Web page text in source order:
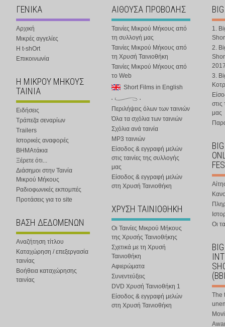
ΓΕΝΙΚΑ
Αρχική
Μικρές αγγελίες
Η t-shOrt
Επικοινωνία
Η ΜΙΚΡΟΥ ΜΗΚΟΥΣ
ΤΑΙΝΙΑ
Ειδήσεις
Τράπεζα σεναρίων
Trailers
Ιστορικές αναφορές
ΒΗΜΑτάκια
Ξέρετε ότι...
Διάσημοι στην Ταινία
Μικρού Μήκους
Ραδιοφωνικές εκπομπές
Προτάσεις για το site
ΒΑΣΗ ΔΕΔΟΜΕΝΩΝ
Αναζήτηση τίτλου
Καταχώρηση / επεξεργασία
ταινίας
Βοήθεια καταχώρησης
ταινίας
ΑΙΘΟΥΣΑ ΠΡΟΒΟΛΗΣ
Ταινίες Μικρού Μήκους από
τη συλλογή μας
Ταινίες Μικρού Μήκους από
τη Χρυσή Ταινιοθήκη
Ταινίες Μικρού Μήκους από
το Web
Short Films in English
Περιλήψεις όλων των ταινιών
Όλα τα σχόλια των ταινιών
Σχόλια ανά ταινία
MP3 ταινιών
Είσοδος & εγγραφή μελών
στις ταινίες της συλλογής
μας
Είσοδος & εγγραφή μελών
στη Χρυσή Ταινιοθήκη
ΧΡΥΣΗ ΤΑΙΝΙΟΘΗΚΗ
Οι Ταινίες Μικρού Μήκους
της Χρυσής Ταινιοθήκης
Σχετικά με τη Χρυσή
Ταινιοθήκη
Αφιερώματα
Συνεντεύξεις
DVD Χρυσή Ταινιοθήκη 1
Είσοδος & εγγραφή μελών
στη Χρυσή Ταινιοθήκη
1.
2.
3.
στις
μας
Οι
The